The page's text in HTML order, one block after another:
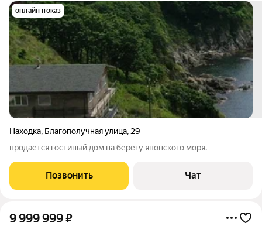
онлайн показ
Находка, Благополучная улица, 29
продаётся гостиный дом на берегу японского моря.
Позвонить Чат
9 999 999₽